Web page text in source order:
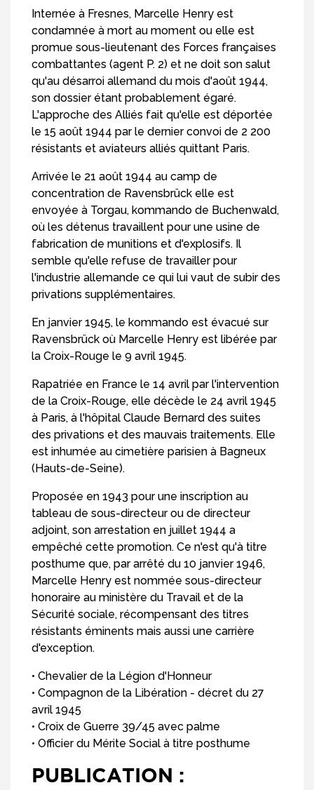
Internée à Fresnes, Marcelle Henry est
condamnée à mort au moment ou elle est
promue sous-lieutenant des Forces françaises
combattantes (agent P. 2) et ne doit son salut
qu'au désarroi allemand du mois d'août 1944,
son dossier étant probablement égaré.
L'approche des Alliés fait qu'elle est déportée
le 15 août 1944 par le dernier convoi de 2 200
résistants et aviateurs alliés quittant Paris.
Arrivée le 21 août 1944 au camp de
concentration de Ravensbrück elle est
envoyée à Torgau, kommando de Buchenwald,
où les détenus travaillent pour une usine de
fabrication de munitions et d'explosifs. Il
semble qu'elle refuse de travailler pour
l'industrie allemande ce qui lui vaut de subir des
privations supplémentaires.
En janvier 1945, le kommando est évacué sur
Ravensbrück où Marcelle Henry est libérée par
la Croix-Rouge le 9 avril 1945.
Rapatriée en France le 14 avril par l'intervention
de la Croix-Rouge, elle décède le 24 avril 1945
à Paris, à l'hôpital Claude Bernard des suites
des privations et des mauvais traitements. Elle
est inhumée au cimetière parisien à Bagneux
(Hauts-de-Seine).
Proposée en 1943 pour une inscription au
tableau de sous-directeur ou de directeur
adjoint, son arrestation en juillet 1944 a
empêché cette promotion. Ce n'est qu'à titre
posthume que, par arrêté du 10 janvier 1946,
Marcelle Henry est nommée sous-directeur
honoraire au ministère du Travail et de la
Sécurité sociale, récompensant des titres
résistants éminents mais aussi une carrière
d'exception.
• Chevalier de la Légion d'Honneur
• Compagnon de la Libération - décret du 27
avril 1945
• Croix de Guerre 39/45 avec palme
• Officier du Mérite Social à titre posthume
PUBLICATION :